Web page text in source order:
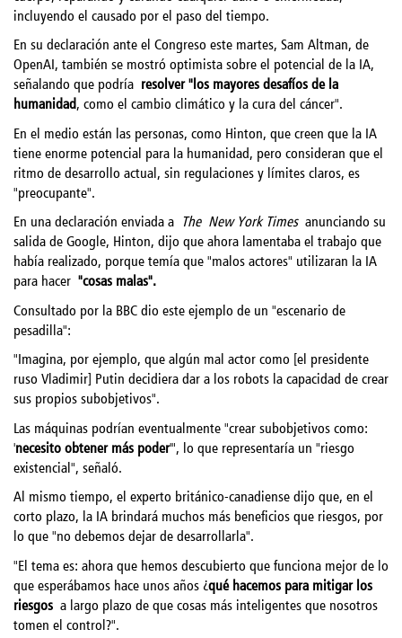
incluyendo el causado por el paso del tiempo.
En su declaración ante el Congreso este martes, Sam Altman, de
OpenAI, también se mostró optimista sobre el potencial de la IA,
señalando que podría resolver "los mayores desafíos de la
humanidad, como el cambio climático y la cura del cáncer".
En el medio están las personas, como Hinton, que creen que la IA
tiene enorme potencial para la humanidad, pero consideran que el
ritmo de desarrollo actual, sin regulaciones y límites claros, es
"preocupante".
En una declaración enviada a The New York Times anunciando su
salida de Google, Hinton, dijo que ahora lamentaba el trabajo que
había realizado, porque temía que "malos actores" utilizaran la IA
para hacer "cosas malas".
Consultado por la BBC dio este ejemplo de un "escenario de
pesadilla":
"Imagina, por ejemplo, que algún mal actor como [el presidente
ruso Vladimir] Putin decidiera dar a los robots la capacidad de crear
sus propios subobjetivos".
Las máquinas podrían eventualmente "crear subobjetivos como:
'necesito obtener más poder'", lo que representaría un "riesgo
existencial", señaló.
Al mismo tiempo, el experto británico-canadiense dijo que, en el
corto plazo, la IA brindará muchos más beneficios que riesgos, por
lo que "no debemos dejar de desarrollarla".
"El tema es: ahora que hemos descubierto que funciona mejor de lo
que esperábamos hace unos años ¿qué hacemos para mitigar los
riesgos a largo plazo de que cosas más inteligentes que nosotros
tomen el control?".